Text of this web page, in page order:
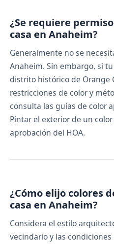
¿Se requiere
casa en Anaheim?
Generalmente no se
Anaheim. Sin embargo, si
distrito histórico de Orange
restricciones de color y
consulta las guías de color
Pintar el exterior de un
aprobación del HOA.
¿Cómo elijo colores
casa en Anaheim?
Considera el estilo
vecindario y las condiciones